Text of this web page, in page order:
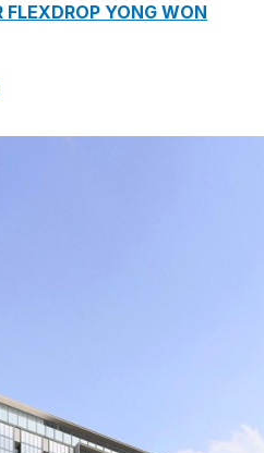
FLEXDROP YONG WON